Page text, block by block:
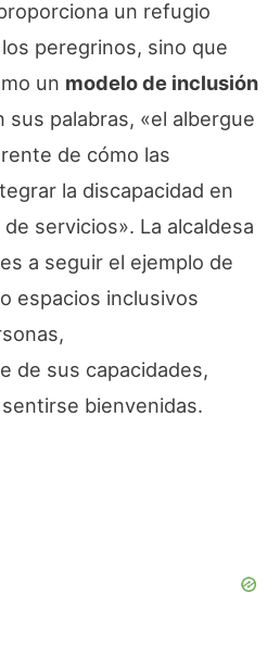
un refugio
peregrinos, sino que
un modelo de inclusión
sus palabras, «el albergue
de cómo las
la discapacidad en
servicios». La alcaldesa
a seguir el ejemplo de
espacios inclusivos
de sus capacidades,
bienvenidas.